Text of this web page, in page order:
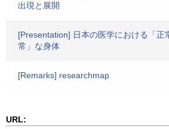
出現と展開
[Presentation] 日本の医学における「正
常」な身体
[Remarks] researchmap
URL: